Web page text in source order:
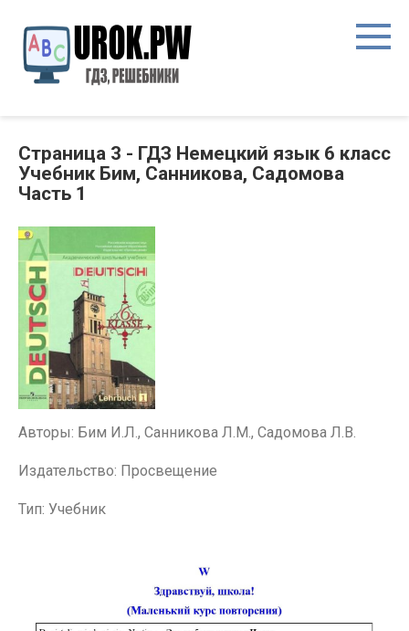
Страница 3 - ГДЗ Немецкий язык 6 класс
Учебник Бим, Санникова, Садомова
Часть 1
Авторы: Бим И.Л., Санникова Л.М., Садомова Л.В.
Издательство: Просвещение
Тип: Учебник